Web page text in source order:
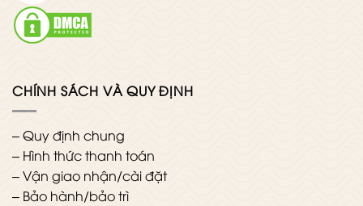
CHÍNH SÁCH VÀ QUY ĐỊNH
–Quy định chung
– Hình thức thanh toán
–Vận giao nhận/cài đặt
– Bảo hành/bảo trì